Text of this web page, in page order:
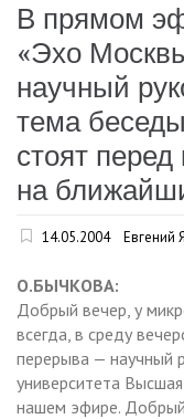
В прямом
«Эхо
научный
тема
стоят
на
14.05.2004 Евгений
О.БЫЧКОВА:
Добрый вечер, у
всегда, в среду
перерыва — научный
университета
нашем эфире. Добрый